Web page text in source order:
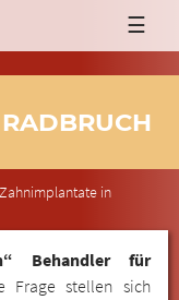
☰
Zahnimplantate in
Behandler für
Frage stellen sich